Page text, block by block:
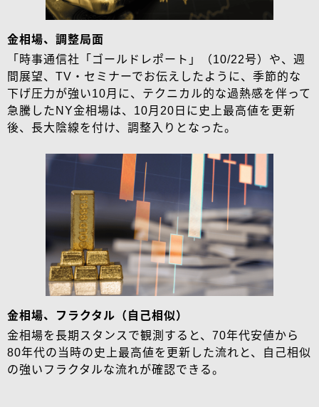
金相場、調整局面
「時事通信社「ゴールドレポート」（10/22号）や、週
間展望、TV・セミナーでお伝えしたように、季節的な
下げ圧力が強い10月に、テクニカル的な過熱感を伴って
急騰したNY金相場は、10月20日に史上最高値を更新
後、長大陰線を付け、調整入りとなった。
金相場、フラクタル（自己相似）
金相場を長期スタンスで観測すると、70年代安値から
80年代の当時の史上最高値を更新した流れと、自己相似
の強いフラクタルな流れが確認できる。